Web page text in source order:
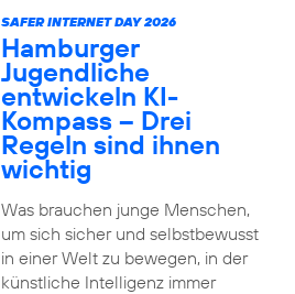
SAFER INTERNET DAY 2026
Hamburger
Jugendliche
entwickeln KI-
Kompass – Drei
Regeln sind ihnen
wichtig
Was brauchen junge Menschen,
um sich sicher und selbstbewusst
in einer Welt zu bewegen, in der
künstliche Intelligenz immer